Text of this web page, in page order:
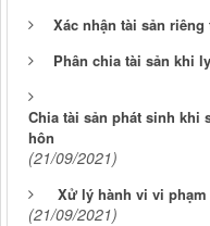
Xác nhận tài sản
Phân chia tài sản khi
Chia tài sản phát sinh khi
hôn
(21/09/2021)
Xử lý hành vi vi
(21/09/2021)